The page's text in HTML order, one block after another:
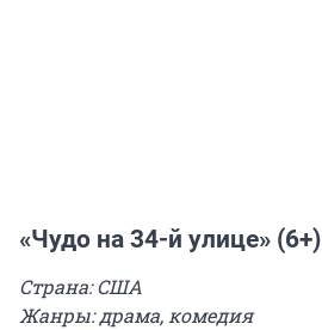
«Чудо на 34-й улице» (6+)
Страна: США
Жанры: драма, комедия